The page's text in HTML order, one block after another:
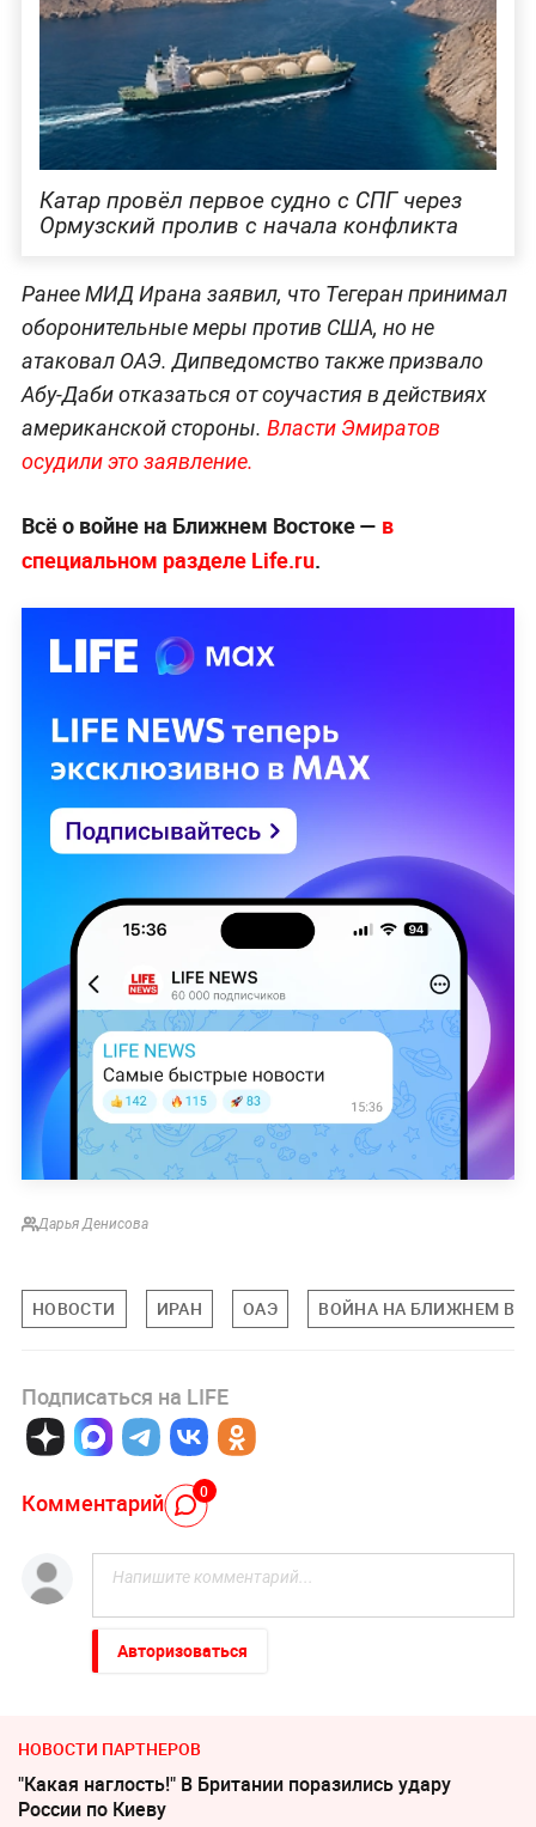
Катар провёл первое судно с СПГ через
Ормузский пролив с начала конфликта
Ранее МИД Ирана заявил, что Тегеран принимал
оборонительные меры против США, но не
атаковал ОАЭ. Дипведомство также призвало
Абу-Даби отказаться от соучастия в действиях
американской стороны. Власти Эмиратов
осудили это заявление.
Всё о войне на Ближнем Востоке — в
специальном разделе Life.ru.
Дарья Денисова
НОВОСТИ ИРАН ОАЭ ВОЙНА НА БЛИЖНЕМ
Подписаться на LIFE
Комментарий 0
Авторизоваться
НОВОСТИ ПАРТНЕРОВ
"Какая наглость!" В Британии поразились удару
России по Киеву